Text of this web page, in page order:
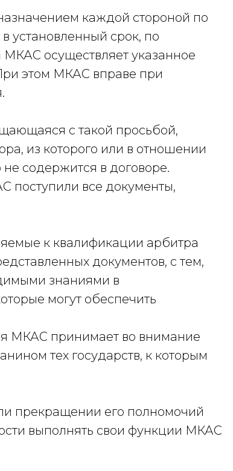
каждой стороной по
установленный срок, по
осуществляет указанное
этом МКАС вправе при
с такой просьбой,
из которого или в отношении
содержится в договоре.
поступили все документы,
к квалификации арбитра
документов, с тем,
знаниями в
могут обеспечить
МКАС принимает во внимание
тех государств, к которым
прекращении его полномочий
выполнять свои функции МКАС